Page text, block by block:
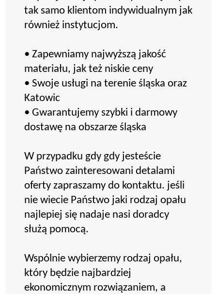
tak samo klientom indywidualnym jak
również instytucjom.
• Zapewniamy najwyższą jakość
materiału, jak też niskie ceny
• Swoje usługi na terenie śląska oraz
Katowic
• Gwarantujemy szybki i darmowy
dostawę na obszarze śląska
W przypadku gdy gdy jesteście
Państwo zainteresowani detalami
oferty zapraszamy do kontaktu. jeśli
nie wiecie Państwo jaki rodzaj opału
najlepiej się nadaje nasi doradcy
służą pomocą.
Wspólnie wybierzemy rodzaj opału,
który będzie najbardziej
ekonomicznym rozwiązaniem, a